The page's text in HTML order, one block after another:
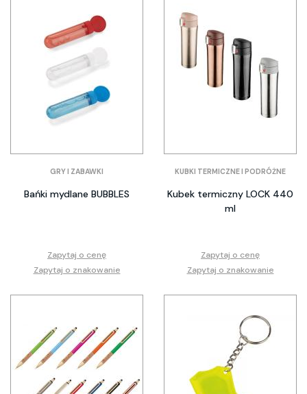
GRY I ZABAWKI
Bańki mydlane BUBBLES
Zapytaj o cenę
Zapytaj o znakowanie
KUBKI TERMICZNE I PODRÓŻNE
Kubek termiczny LOCK 440
ml
Zapytaj o cenę
Zapytaj o znakowanie